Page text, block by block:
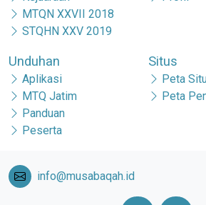
MTQN XXVII 2018
STQHN XXV 2019
Unduhan
Aplikasi
MTQ Jatim
Panduan
Peserta
Situs
Peta
Peta
info@musabaqah.id